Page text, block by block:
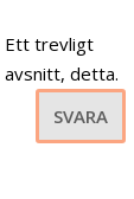
Ett trevligt
avsnitt, detta.
SVARA